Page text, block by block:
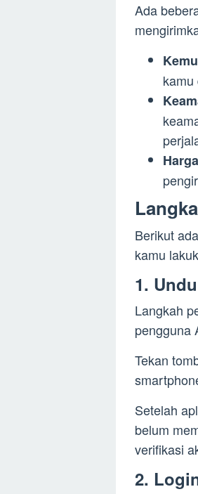
Ada
Berikut
kamu
1.
Langkah
pengguna
Tekan
Setelah
belum
verifikasi
2.